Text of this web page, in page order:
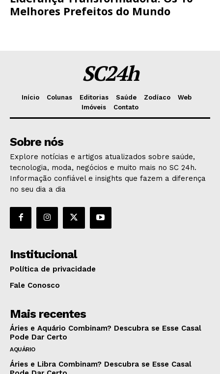
Melhores Prefeitos do Mundo
SC24h
Início Colunas Editorias Saúde Zodíaco
Web
Imóveis
Contato
Sobre nós
Explore notícias e artigos atualizados sobre saúde,
tecnologia, moda, negócios e muito mais no SC 24h.
Informação confiável e insights que fazem a diferença
no seu dia a dia
Institucional
Política de privacidade
Fale Conosco
Mais recentes
Áries e Aquário Combinam? Descubra se Esse Casal
Pode Dar Certo
AQUÁRIO
Áries e Libra Combinam? Descubra se Esse Casal